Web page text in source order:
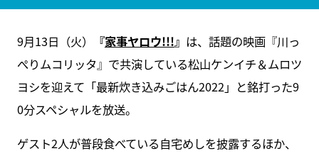
9月13日（火） 『家事ヤロウ!!!』 は、話題の映画『川っ
ぺりムコリッタ』で共演している松山ケンイチ＆ムロツ
ヨシを迎えて「最新炊き込みごはん2022」と銘打った9
0分スペシャルを放送。
ゲスト2人が普段食べている自宅めしを披露するほか、